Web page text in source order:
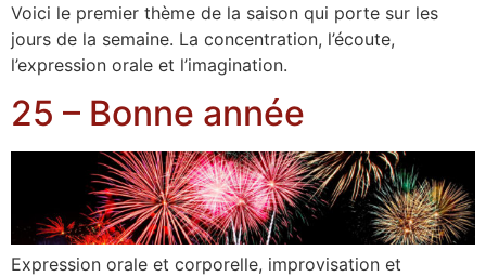
Voici le premier thème de la saison qui porte sur les
jours de la semaine. La concentration, l’écoute,
l’expression orale et l’imagination.
25 – Bonne année
Expression orale et corporelle, improvisation et